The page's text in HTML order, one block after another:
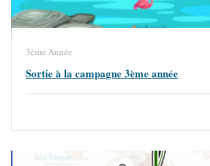
3ème Année
Sortie à la campagne 3ème année